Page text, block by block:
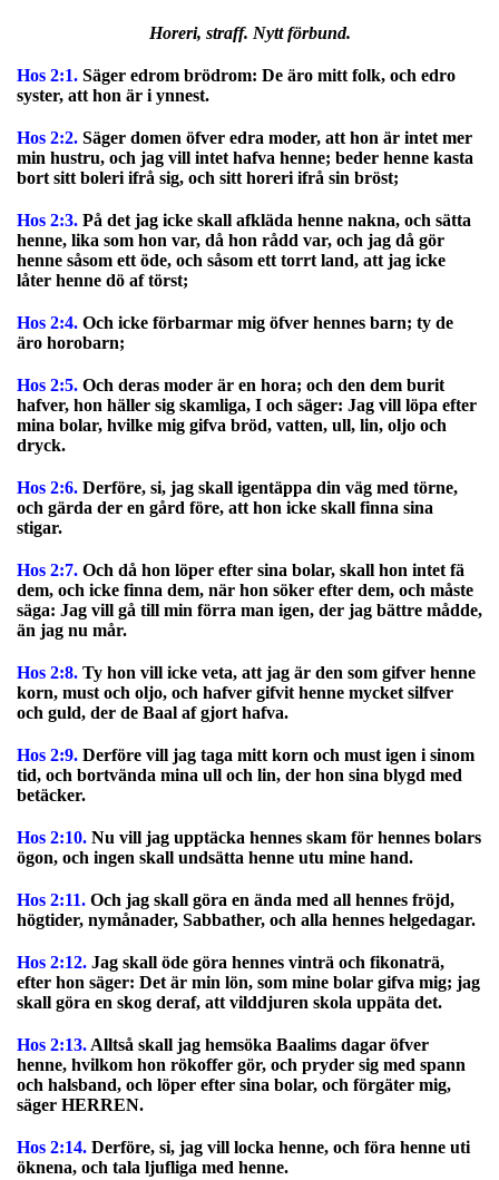
Horeri, straff. Nytt förbund.
Hos 2:1. Säger edrom brödrom: De äro mitt folk, och edro
syster, att hon är i ynnest.
Hos 2:2. Säger domen öfver edra moder, att hon är intet mer
min hustru, och jag vill intet hafva henne; beder henne kasta
bort sitt boleri ifrå sig, och sitt horeri ifrå sin bröst;
Hos 2:3. På det jag icke skall afkläda henne nakna, och sätta
henne, lika som hon var, då hon rådd var, och jag då gör
henne såsom ett öde, och såsom ett torrt land, att jag icke
låter henne dö af törst;
Hos 2:4. Och icke förbarmar mig öfver hennes barn; ty de
äro horobarn;
Hos 2:5. Och deras moder är en hora; och den dem burit
hafver, hon häller sig skamliga, I och säger: Jag vill löpa efter
mina bolar, hvilke mig gifva bröd, vatten, ull, lin, oljo och
dryck.
Hos 2:6. Derföre, si, jag skall igentäppa din väg med törne,
och gärda der en gård före, att hon icke skall finna sina
stigar.
Hos 2:7. Och då hon löper efter sina bolar, skall hon intet fä
dem, och icke finna dem, när hon söker efter dem, och måste
säga: Jag vill gå till min förra man igen, der jag bättre mådde,
än jag nu mår.
Hos 2:8. Ty hon vill icke veta, att jag är den som gifver henne
korn, must och oljo, och hafver gifvit henne mycket silfver
och guld, der de Baal af gjort hafva.
Hos 2:9. Derföre vill jag taga mitt korn och must igen i sinom
tid, och bortvända mina ull och lin, der hon sina blygd med
betäcker.
Hos 2:10. Nu vill jag upptäcka hennes skam för hennes bolars
ögon, och ingen skall undsätta henne utu mine hand.
Hos 2:11. Och jag skall göra en ända med all hennes fröjd,
högtider, nymånader, Sabbather, och alla hennes helgedagar.
Hos 2:12. Jag skall öde göra hennes vinträ och fikonaträ,
efter hon säger: Det är min lön, som mine bolar gifva mig; jag
skall göra en skog deraf, att vilddjuren skola uppäta det.
Hos 2:13. Alltså skall jag hemsöka Baalims dagar öfver
henne, hvilkom hon rökoffer gör, och pryder sig med spann
och halsband, och löper efter sina bolar, och förgäter mig,
säger HERREN.
Hos 2:14. Derföre, si, jag vill locka henne, och föra henne uti
öknena, och tala ljufliga med henne.